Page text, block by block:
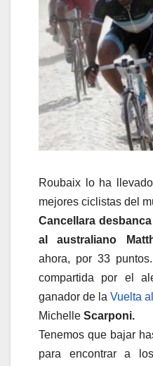
Roubaix lo ha
mejores ciclistas del
Cancellara
al australiano
ahora, por 33
compartida por el
ganador de laVuelta
Michelle Scarponi.
Tenemos que bajar
para encontrar a